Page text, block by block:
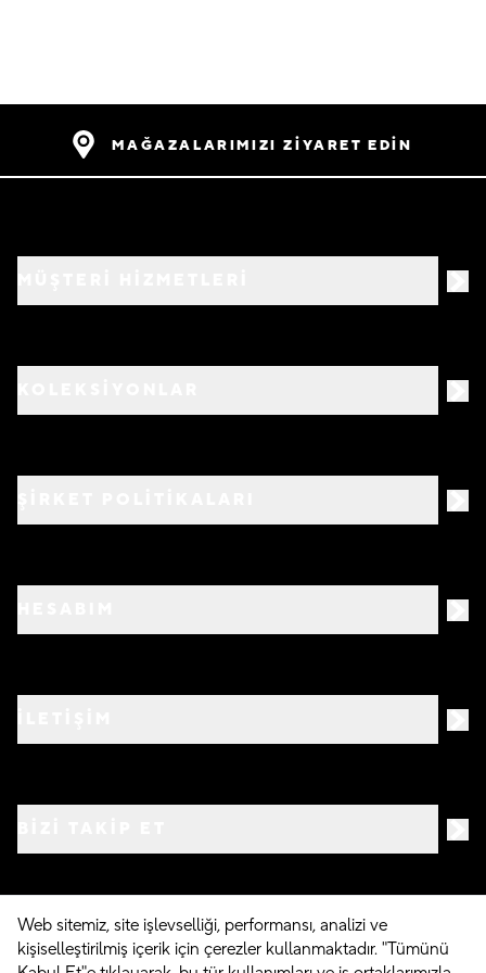
MAĞAZALARIMIZI ZİYARET EDİN
©2026 Crocs.com.tr • Tüm hakları saklıdır
Web sitemiz, site işlevselliği, performansı, analizi ve
kişiselleştirilmiş içerik için çerezler kullanmaktadır. "Tümünü